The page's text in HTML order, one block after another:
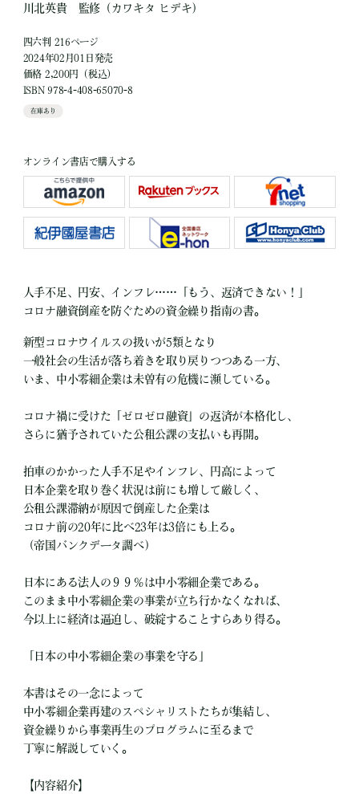
川北英貴
監修 （カワキタ ヒデキ）
四六判 216ページ
2024年02月01日発売
価格 2,200円（税込）
ISBN 978-4-408-65070-8
在庫あり
オンライン書店で購入する
人手不足、円安、インフレ……「もう、返済できない！」
コロナ融資倒産を防ぐための資金繰り指南の書。
新型コロナウイルスの扱いが5類となり
一般社会の生活が落ち着きを取り戻りつつある一方、
いま、中小零細企業は未曽有の危機に瀕している。
コロナ禍に受けた「ゼロゼロ融資」の返済が本格化し、
さらに猶予されていた公租公課の支払いも再開。
拍車のかかった人手不足やインフレ、円高によって
日本企業を取り巻く状況は前にも増して厳しく、
公租公課滞納が原因で倒産した企業は
コロナ前の20年に比べ23年は3倍にも上る。
（帝国バンクデータ調べ）
日本にある法人の９９％は中小零細企業である。
このまま中小零細企業の事業が立ち行かなくなれば、
今以上に経済は逼迫し、破綻することすらあり得る。
「日本の中小零細企業の事業を守る」
本書はその一念によって
中小零細企業再建のスペシャリストたちが集結し、
資金繰りから事業再生のプログラムに至るまで
丁寧に解説していく。
【内容紹介】